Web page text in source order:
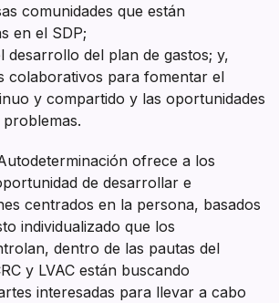
comunidades que están
en el SDP;
desarrollo del plan de gastos; y,
colaborativos para fomentar el
y compartido y las oportunidades
ofrece a los
de desarrollar e
centrados en la persona, basados
individualizado que los
dentro de las pautas del
y LVAC están buscando
interesadas para llevar a cabo